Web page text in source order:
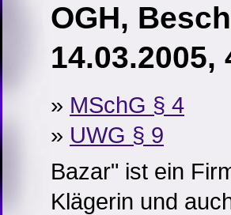
OGH,
14.03.2005,
» MSchG § 4
» UWG § 9
Bazar" ist ein
Klägerin und